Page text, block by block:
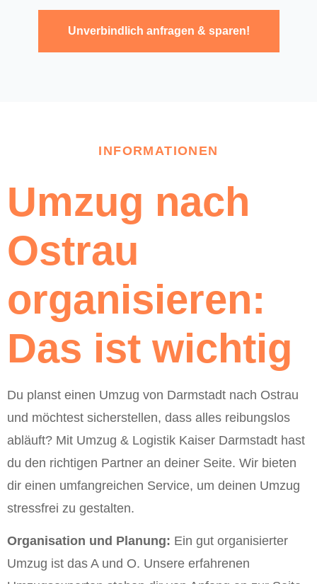
Unverbindlich anfragen & sparen!
INFORMATIONEN
Umzug nach
Ostrau
organisieren:
Das ist wichtig
Du planst einen Umzug von Darmstadt nach Ostrau
und möchtest sicherstellen, dass alles reibungslos
abläuft? Mit Umzug & Logistik Kaiser Darmstadt hast
du den richtigen Partner an deiner Seite. Wir bieten
dir einen umfangreichen Service, um deinen Umzug
stressfrei zu gestalten.
Organisation und Planung: Ein gut organisierter
Umzug ist das A und O. Unsere erfahrenen